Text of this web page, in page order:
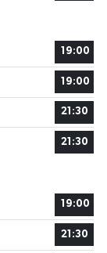
19:00
19:00
21:30
21:30
19:00
21:30